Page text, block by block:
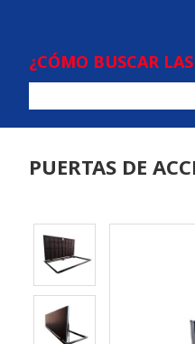
¿CÓMO BUSCAR
PUERTAS DE